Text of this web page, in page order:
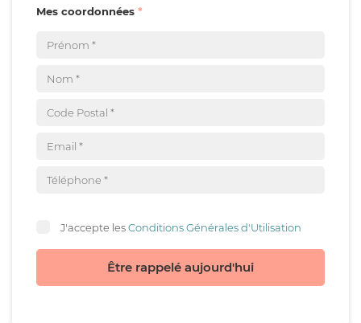
Mes coordonnées
J'accepte lesConditions Générales d'Utilisation
Être rappelé aujourd'hui